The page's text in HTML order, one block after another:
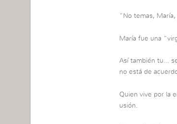
“No temas,
María fue una
Así también tu…
no está de
Quien vive por la
usión.